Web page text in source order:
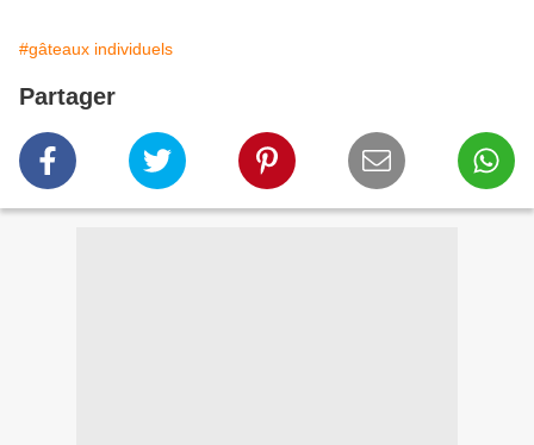
#gâteaux individuels
Partager